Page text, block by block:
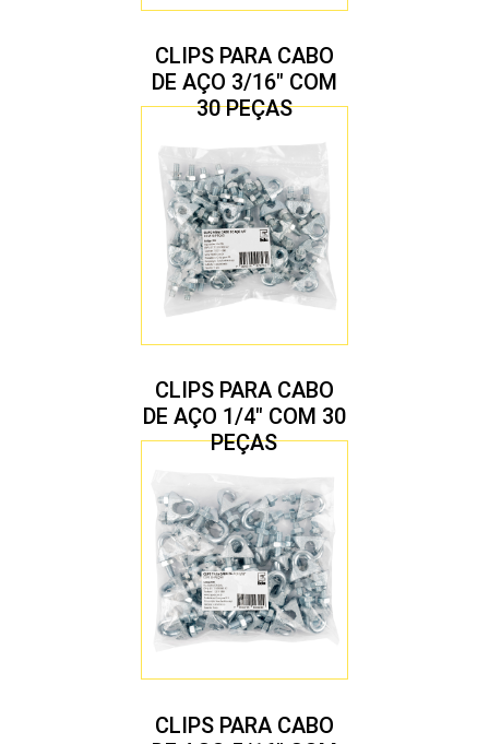
CLIPS PARA CABO
DE AÇO 3/16″ COM
30 PEÇAS
CLIPS PARA CABO
DE AÇO 1/4″ COM 30
PEÇAS
CLIPS PARA CABO